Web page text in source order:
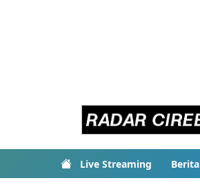
Live Streaming Berita